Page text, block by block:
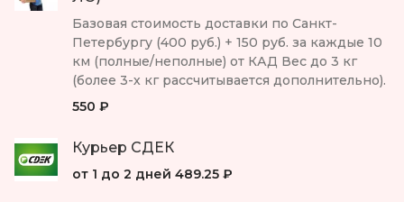
Базовая стоимость доставки по Санкт-
Петербургу (400 руб.) + 150 руб. за каждые 10
км (полные/неполные) от КАД Вес до 3 кг
(более 3-х кг рассчитывается дополнительно).
550 ₽
Курьер СДЕК
от 1 до 2 дней 489.25 ₽